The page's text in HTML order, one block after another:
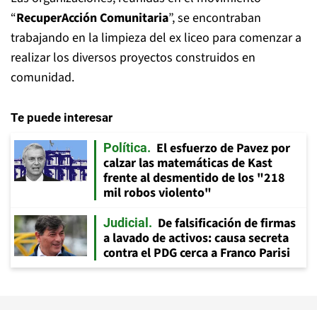
“RecuperAcción Comunitaria”, se encontraban
trabajando en la limpieza del ex liceo para comenzar a
realizar los diversos proyectos construidos en
comunidad.
Te puede interesar
Política
El esfuerzo de Pavez por
calzar las matemáticas de Kast
frente al desmentido de los "218
mil robos violento"
Judicial
De falsificación de firmas
a lavado de activos: causa secreta
contra el PDG cerca a Franco Parisi